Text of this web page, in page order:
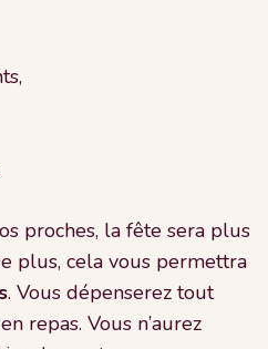
proches, la fête sera plus
plus, cela vous permettra
. Vous dépenserez tout
repas. Vous n’aurez